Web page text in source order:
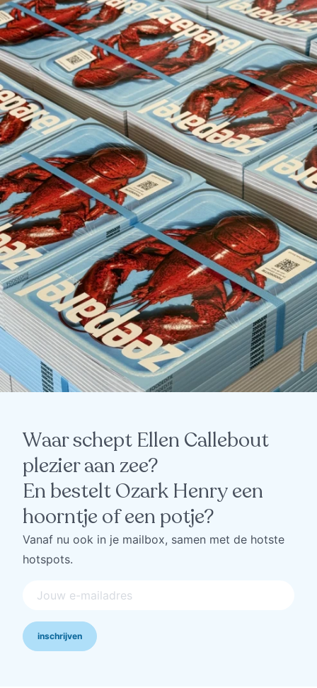
Waar schept Ellen Callebout
plezier aan zee?
En bestelt Ozark Henry een
hoorntje of een potje?
Vanaf nu ook in je mailbox, samen met de hotste
hotspots.
inschrijven